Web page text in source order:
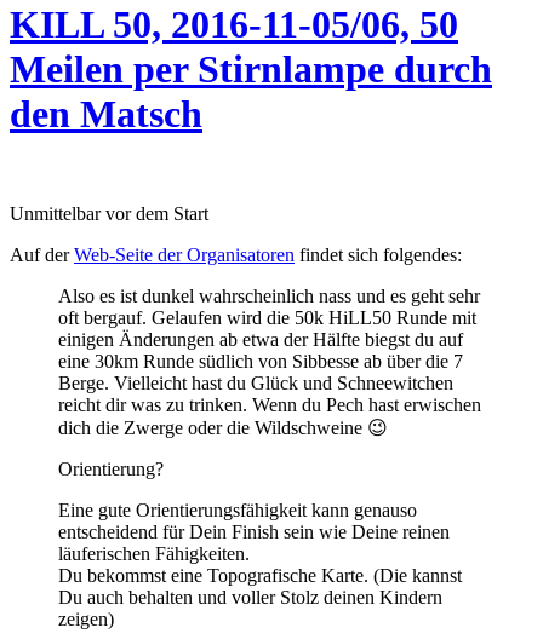
KILL 50, 2016-11-05/06, 50
Meilen per Stirnlampe durch
den Matsch
Unmittelbar vor dem Start
Auf derWeb-Seite der Organisatoren findet sich folgendes:
Also es ist dunkel wahrscheinlich nass und es geht sehr
oft bergauf. Gelaufen wird die 50k HiLL50 Runde mit
einigen Änderungen ab etwa der Hälfte biegst du auf
eine 30km Runde südlich von Sibbesse ab über die 7
Berge. Vielleicht hast du Glück und Schneewitchen
reicht dir was zu trinken. Wenn du Pech hast erwischen
dich die Zwerge oder die Wildschweine 😉
Orientierung?
Eine gute Orientierungsfähigkeit kann genauso
entscheidend für Dein Finish sein wie Deine reinen
läuferischen Fähigkeiten.
Du bekommst eine Topografische Karte. (Die kannst
Du auch behalten und voller Stolz deinen Kindern
zeigen)